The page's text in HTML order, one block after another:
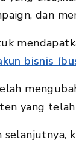
dan
bisnis
yang
selanjutnya,